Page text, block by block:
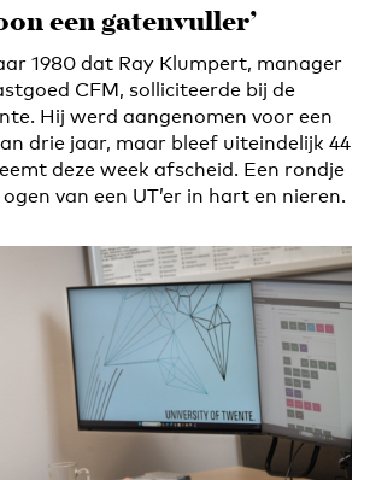
een gatenvuller’
1980 dat Ray Klumpert, manager
CFM, solliciteerde bij de
Hij werd aangenomen voor een
drie jaar, maar bleef uiteindelijk 44
deze week afscheid. Een rondje
van een UT’er in hart en nieren.